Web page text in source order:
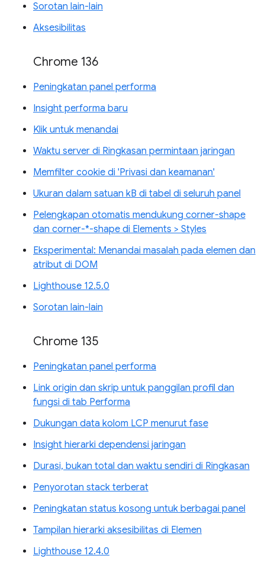
Sorotan lain-lain
Aksesibilitas
Chrome 136
Peningkatan panel performa
Insight performa baru
Klik untuk menandai
Waktu server di Ringkasan permintaan jaringan
Memfilter cookie di 'Privasi dan keamanan'
Ukuran dalam satuan kB di tabel di seluruh panel
Pelengkapan otomatis mendukung corner-shape
dan corner-*-shape di Elements > Styles
Eksperimental: Menandai masalah pada elemen dan
atribut di DOM
Lighthouse 12.5.0
Sorotan lain-lain
Chrome 135
Peningkatan panel performa
Link origin dan skrip untuk panggilan profil dan
fungsi di tab Performa
Dukungan data kolom LCP menurut fase
Insight hierarki dependensi jaringan
Durasi, bukan total dan waktu sendiri di Ringkasan
Penyorotan stack terberat
Peningkatan status kosong untuk berbagai panel
Tampilan hierarki aksesibilitas di Elemen
Lighthouse 12.4.0